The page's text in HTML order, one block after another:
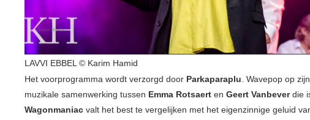
LAVVI EBBEL © Karim Hamid
Het voorprogramma wordt verzorgd door Parkaparaplu . Wavepop op
muzikale samenwerking tussen Emma Rotsaert en Geert Vanbeverdie
Wagonmaniac valt het best te vergelijken met het eigenzinnige geluid